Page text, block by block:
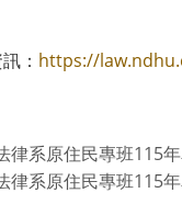
： https://
律系原住民專班115
律系原住民專班115